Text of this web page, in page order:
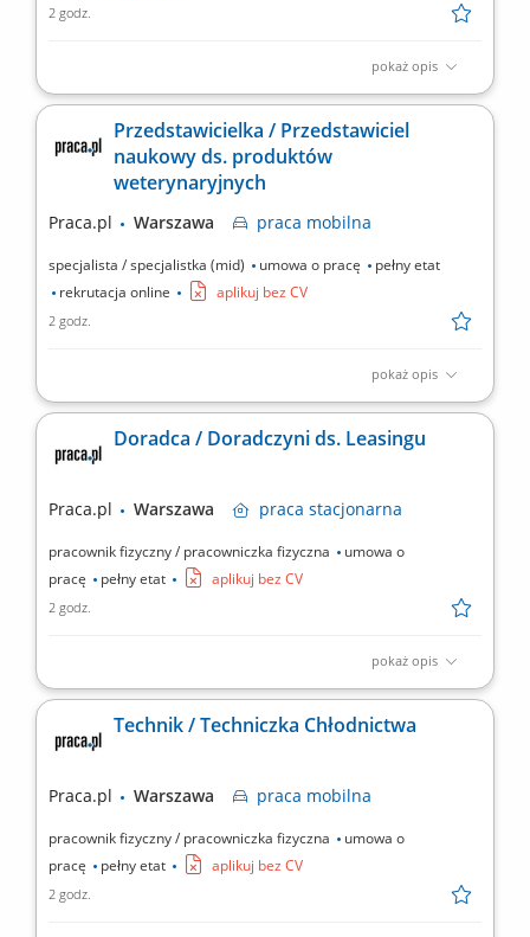
2 godz.
pokaż opis
Zakres obowiązków: Montaż oraz konfiguracja systemów
oświetlenie awaryjne, oddymianie, wentylacja pożarowa)
Realizacja przeglądów konserwacyjnych instalacji;
Diagnozowanie usterek oraz wykonywanie napraw;
Przedstawicielka / Przedstawiciel
naukowy ds. produktów
weterynaryjnych
Praca.pl Warszawa praca mobilna
specjalista / specjalistka (mid) umowa o pracę
pełny etat
rekrutacja online
aplikuj bez CV
2 godz.
pokaż opis
Zakres obowiązków: promocja produktów weterynaryjnych
podczas konferencji, szkoleń i zjazdów naukowych, realizacja
wyznaczonych celów sprzedażowo-promocyjnych,
wiedzy...
Doradca / Doradczyni ds. Leasingu
Praca.pl Warszawa praca stacjonarna
pracownik fizyczny / pracowniczka fizyczna
umowa o
pracę
pełny etat aplikuj bez CV
2 godz.
pokaż opis
Opis stanowiska: Pozyskiwanie nowych klientów z sektora
Kompleksowa obsługa procesu sprzedaży – od pierwszego
kontaktu do zawarcia umowy. Budowanie i rozwijanie współpracy
Przygotowywanie...
Technik / Techniczka Chłodnictwa
Praca.pl Warszawa praca mobilna
pracownik fizyczny / pracowniczka fizyczna
umowa o
pracę
pełny etat aplikuj bez CV
2 godz.